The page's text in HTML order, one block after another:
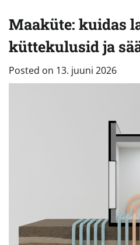
Maaküte: kuidas
küttekulusid ja
Posted on 13. juuni 2026